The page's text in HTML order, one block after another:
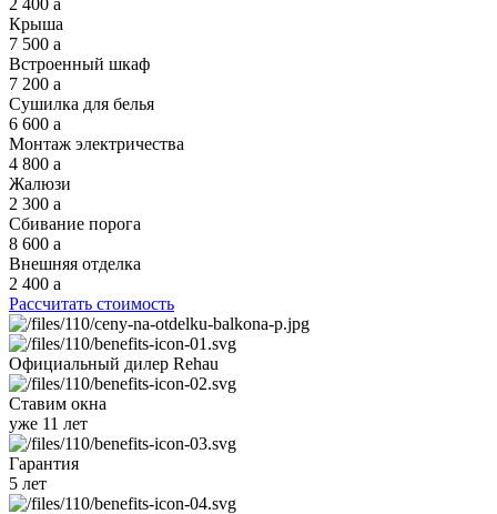
2 400 a
Крыша
7 500 a
Встроенный шкаф
7 200 a
Сушилка для белья
6 600 a
Монтаж электричества
4 800 a
Жалюзи
2 300 a
Сбивание порога
8 600 a
Внешняя отделка
2 400 a
Рассчитать стоимость
Официальный дилер Rehau
Ставим окна
уже 11 лет
Гарантия
5 лет